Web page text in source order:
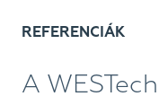
REFERENCIÁK
A